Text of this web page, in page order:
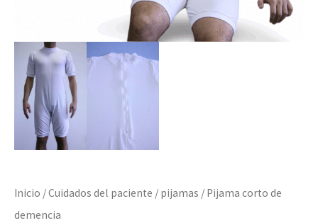
Inicio /Cuidados del paciente / pijamas / Pijama corto de
demencia